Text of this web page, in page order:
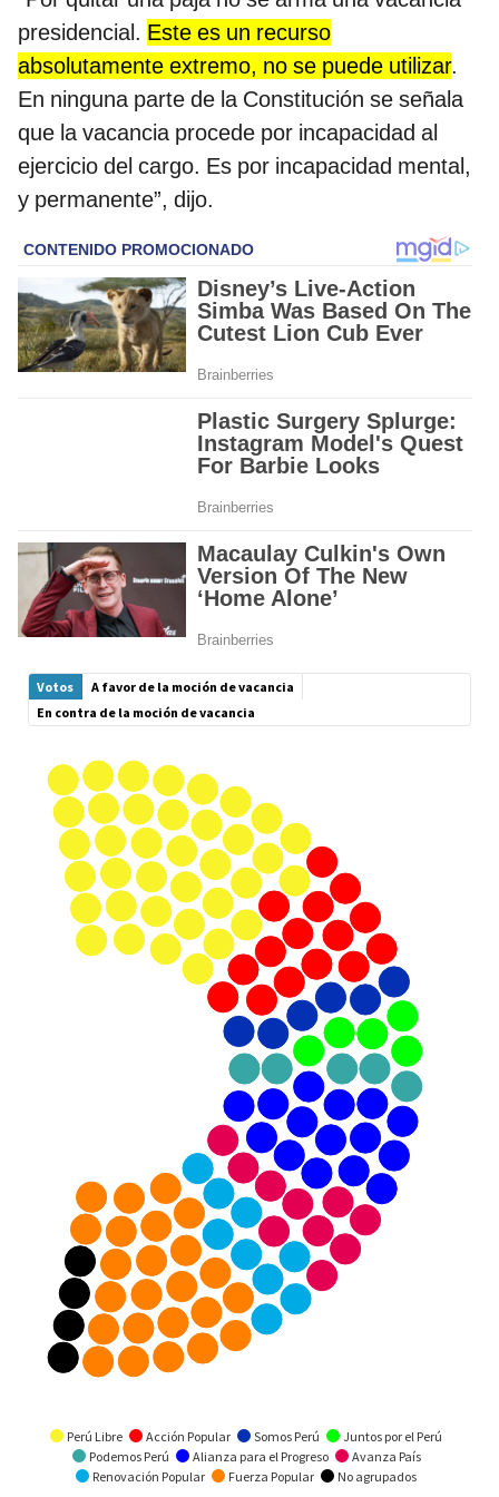
presidencial. Este es un recurso
absolutamente extremo, no se puede utilizar.
En ninguna parte de la Constitución se señala
que la vacancia procede por incapacidad al
ejercicio del cargo. Es por incapacidad mental,
y permanente”, dijo.